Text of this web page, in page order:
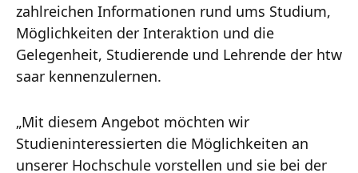
zahlreichen Informationen rund ums Studium,
Möglichkeiten der Interaktion und die
Gelegenheit, Studierende und Lehrende der htw
saar kennenzulernen.
„Mit diesem Angebot möchten wir
Studieninteressierten die Möglichkeiten an
unserer Hochschule vorstellen und sie bei der